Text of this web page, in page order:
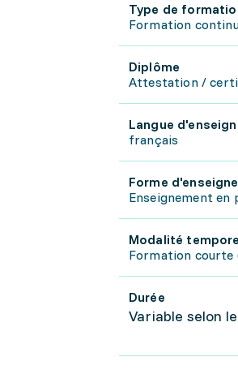
Type de
Formation
Diplôme
Attestation /
Langue
français
Forme
Enseignement en
Modalité
Formation courte
Durée
Variable selon